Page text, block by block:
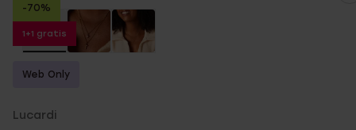
-70%
1+1 gratis
Web Only
Lucardi